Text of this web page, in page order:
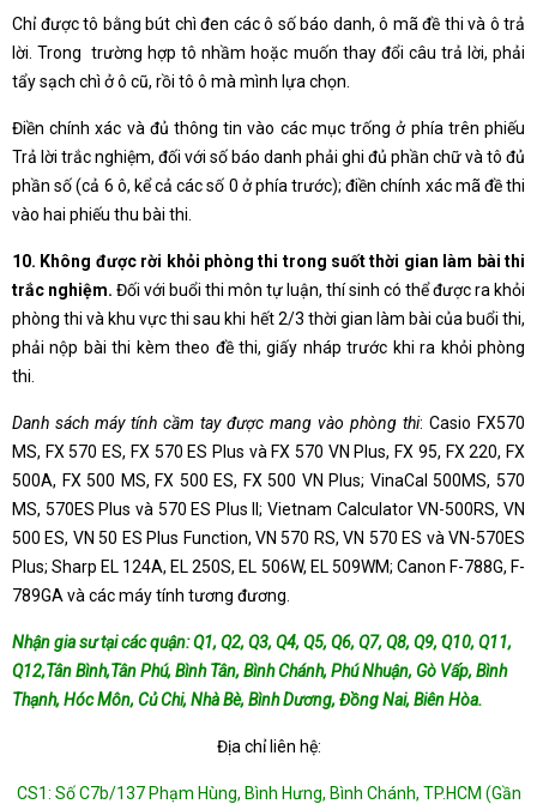
Chỉ được tô bằng bút chì đen các ô số báo danh, ô mã đề thi và ô trả
lời. Trong trường hợp tô nhầm hoặc muốn thay đổi câu trả lời, phải
tẩy sạch chì ở ô cũ, rồi tô ô mà mình lựa chọn.
Điền chính xác và đủ thông tin vào các mục trống ở phía trên phiếu
Trả lời trắc nghiệm, đối với số báo danh phải ghi đủ phần chữ và tô đủ
phần số (cả 6 ô, kể cả các số 0 ở phía trước); điền chính xác mã đề thi
vào hai phiếu thu bài thi.
10. Không được rời khỏi phòng thi trong suốt thời gian làm bài thi
trắc nghiệm. Đối với buổi thi môn tự luận, thí sinh có thể được ra khỏi
phòng thi và khu vực thi sau khi hết 2/3 thời gian làm bài của buổi thi,
phải nộp bài thi kèm theo đề thi, giấy nháp trước khi ra khỏi phòng
thi.
Danh sách máy tính cầm tay được mang vào phòng thi: Casio FX570
MS, FX 570 ES, FX 570 ES Plus và FX 570 VN Plus, FX 95, FX 220, FX
500A, FX 500 MS, FX 500 ES, FX 500 VN Plus; VinaCal 500MS, 570
MS, 570ES Plus và 570 ES Plus II; Vietnam Calculator VN-500RS, VN
500 ES, VN 50 ES Plus Function, VN 570 RS, VN 570 ES và VN-570ES
Plus; Sharp EL 124A, EL 250S, EL 506W, EL 509WM; Canon F-788G, F-
789GA và các máy tính tương đương.
Nhận gia sư tại các quận: Q1, Q2, Q3, Q4, Q5, Q6, Q7, Q8, Q9, Q10, Q11,
Q12,Tân Bình,Tân Phú, Bình Tân, Bình Chánh, Phú Nhuận, Gò Vấp, Bình
Thạnh, Hóc Môn, Củ Chi, Nhà Bè, Bình Dương, Đồng Nai, Biên Hòa.
Địa chỉ liên hệ:
CS1: Số C7b/137 Phạm Hùng, Bình Hưng, Bình Chánh, TP.HCM (Gần